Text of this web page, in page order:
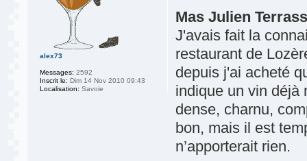
Mas Julien
J'avais fait la
restaurant de
depuis j'ai acheté
indique un vin déjà
dense, charnu,
bon, mais il est
n’apporterait rien.
alex73
Messages: 2592
Inscrit le: Dim 14 Nov 2010 09:43
Localisation: Savoie